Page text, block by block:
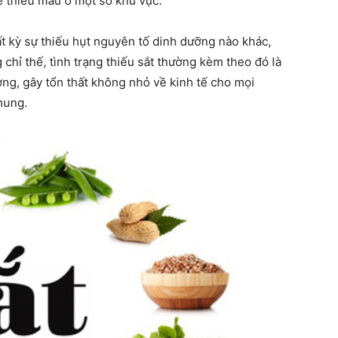
sự thiếu hụt nguyên tố dinh dưỡng nào khác,
thế, tình trạng thiếu sắt thường kèm theo đó là
gây tổn thất không nhỏ về kinh tế cho mọi